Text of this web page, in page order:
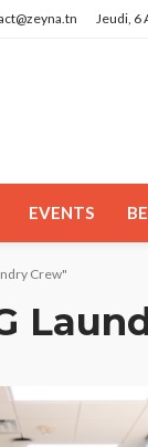
Jeudi, 6
EVENTS
Crew"